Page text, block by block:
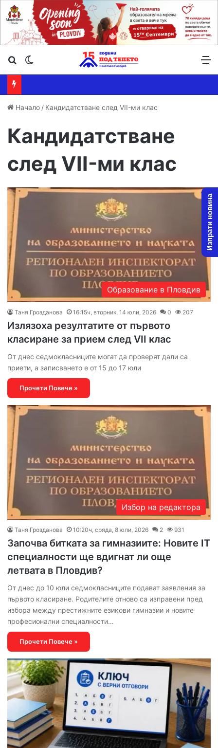
Търсене ...
Начало / Кандидатстване след VII-ми клас
Кандидатстване
след VII-ми клас
Образование в Пловдив
Таня Грозданова 16:15ч, вторник, 14 юли, 2026 0 207
Излязоха резултатите от първото
класиране за прием след VII клас
От днес седмокласниците могат да проверят дали са
приети, а записването е от 15 до 17 юли
Прочети Повече »
Избор на редактора
Таня Грозданова 10:20ч, сряда, 8 юли, 2026 2 931
Започва битката за гимназиите: Новите IT
специалности ще вдигнат ли още
летвата в Пловдив?
От днес до 10 юли седмокласниците подават заявления за
първото класиране. Родителите отново са изправени пред
избора между престижните езикови гимназии и новите
професионални специалности…
Прочети Повече »
Изпрати новина